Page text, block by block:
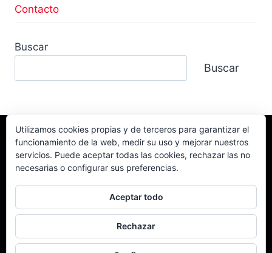
Contacto
Buscar
Buscar
Facebook TikTok
Instagram
YouTube
© 2026 Campeonato Extremo 4x4 Powered by
CD Local 4x4.
Utilizamos cookies propias y de terceros para garantizar el
funcionamiento de la web, medir su uso y mejorar nuestros
servicios. Puede aceptar todas las cookies, rechazar las no
necesarias o configurar sus preferencias.
Aceptar todo
Rechazar